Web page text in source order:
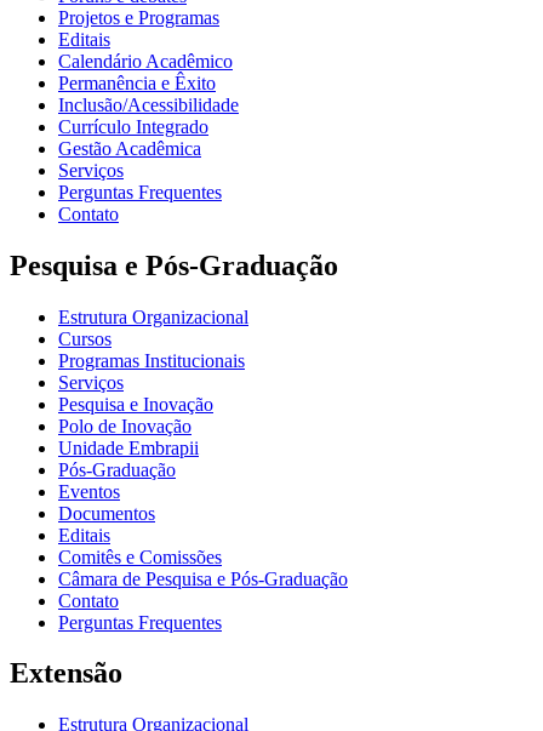
Projetos e Programas
Editais
Calendário Acadêmico
Permanência e Êxito
Inclusão/Acessibilidade
Currículo Integrado
Gestão Acadêmica
Serviços
Perguntas Frequentes
Contato
Pesquisa e Pós-Graduação
Estrutura Organizacional
Cursos
Programas Institucionais
Serviços
Pesquisa e Inovação
Polo de Inovação
Unidade Embrapii
Pós-Graduação
Eventos
Documentos
Editais
Comitês e Comissões
Câmara de Pesquisa e Pós-Graduação
Contato
Perguntas Frequentes
Extensão
Estrutura Organizacional